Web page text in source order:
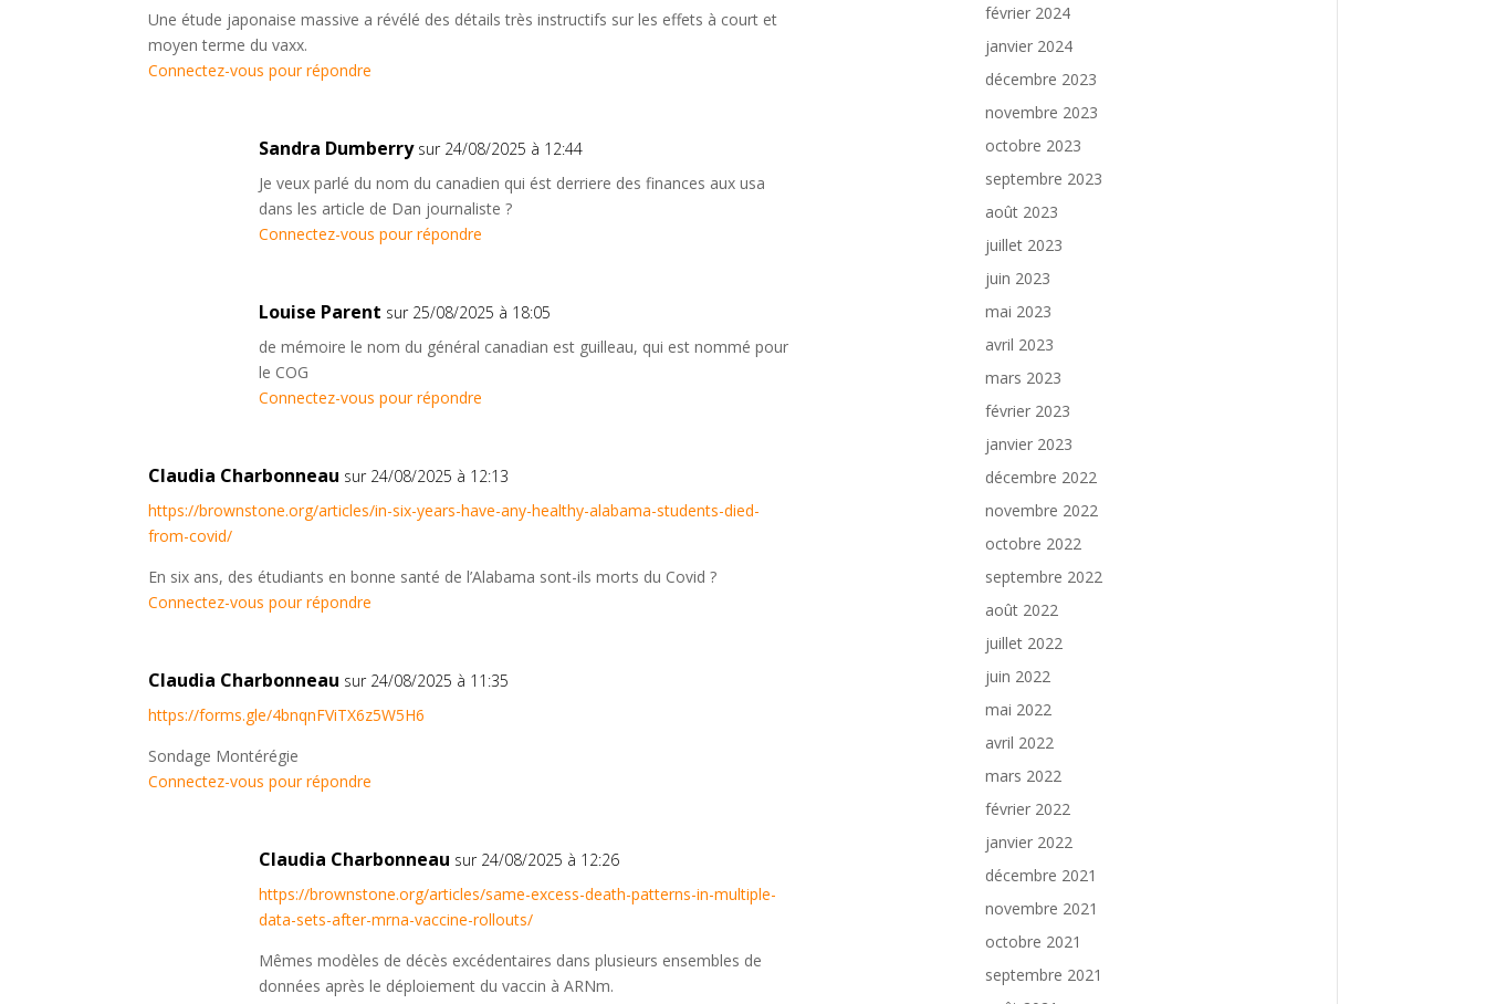
Une étude japonaise massive a révélé des détails très instructifs sur les effets à court et
moyen terme du vaxx.
Connectez-vous pour répondre
Sandra Dumberry sur 24/08/2025 à 12:44
Je veux parlé du nom du canadien qui ést derriere des finances aux usa
dans les article de Dan journaliste ?
Connectez-vous pour répondre
Louise Parent sur 25/08/2025 à 18:05
de mémoire le nom du général canadian est guilleau, qui est nommé pour
le COG
Connectez-vous pour répondre
Claudia Charbonneau sur 24/08/2025 à 12:13
https://brownstone.org/articles/in-six-years-have-any-healthy-alabama-students-died-
from-covid/
En six ans, des étudiants en bonne santé de l’Alabama sont-ils morts du Covid ?
Connectez-vous pour répondre
Claudia Charbonneau sur 24/08/2025 à 11:35
https://forms.gle/4bnqnFViTX6z5W5H6
Sondage Montérégie
Connectez-vous pour répondre
Claudia Charbonneau sur 24/08/2025 à 12:26
https://brownstone.org/articles/same-excess-death-patterns-in-multiple-
data-sets-after-mrna-vaccine-rollouts/
Mêmes modèles de décès excédentaires dans plusieurs ensembles de
données après le déploiement du vaccin à ARNm.
février 2024
janvier 2024
décembre 2023
novembre 2023
octobre 2023
septembre 2023
août 2023
juillet 2023
juin 2023
mai 2023
avril 2023
mars 2023
février 2023
janvier 2023
décembre 2022
novembre 2022
octobre 2022
septembre 2022
août 2022
juillet 2022
juin 2022
mai 2022
avril 2022
mars 2022
février 2022
janvier 2022
décembre 2021
novembre 2021
octobre 2021
septembre 2021